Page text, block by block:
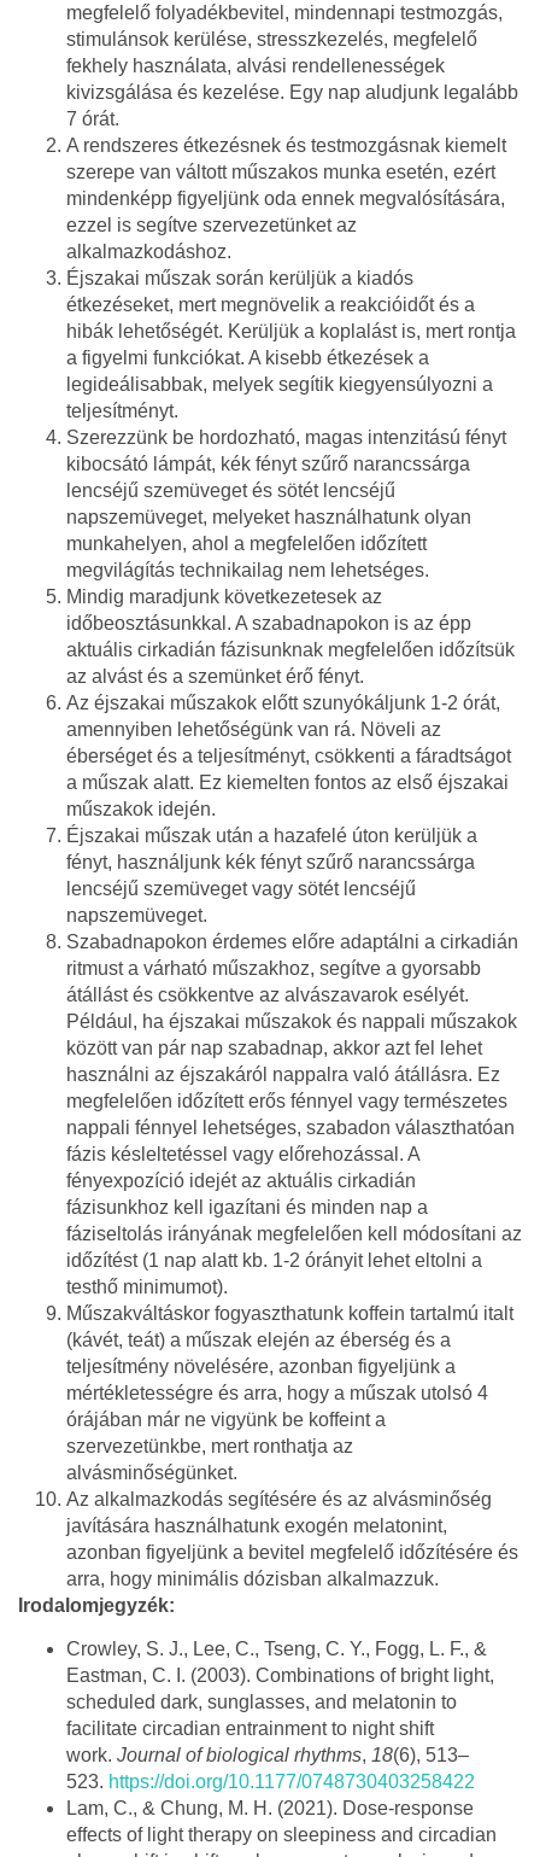
megfelelő folyadékbevitel, mindennapi testmozgás,
stimulánsok kerülése, stresszkezelés, megfelelő
fekhely használata, alvási rendellenességek
kivizsgálása és kezelése. Egy nap aludjunk legalább
7 órát.
A rendszeres étkezésnek és testmozgásnak kiemelt
szerepe van váltott műszakos munka esetén, ezért
mindenképp figyeljünk oda ennek megvalósítására,
ezzel is segítve szervezetünket az
alkalmazkodáshoz.
Éjszakai műszak során kerüljük a kiadós
étkezéseket, mert megnövelik a reakcióidőt és a
hibák lehetőségét. Kerüljük a koplalást is, mert rontja
a figyelmi funkciókat. A kisebb étkezések a
legideálisabbak, melyek segítik kiegyensúlyozni a
teljesítményt.
Szerezzünk be hordozható, magas intenzitású fényt
kibocsátó lámpát, kék fényt szűrő narancssárga
lencséjű szemüveget és sötét lencséjű
napszemüveget, melyeket használhatunk olyan
munkahelyen, ahol a megfelelően időzített
megvilágítás technikailag nem lehetséges.
Mindig maradjunk következetesek az
időbeosztásunkkal. A szabadnapokon is az épp
aktuális cirkadián fázisunknak megfelelően időzítsük
az alvást és a szemünket érő fényt.
Az éjszakai műszakok előtt szunyókáljunk 1-2 órát,
amennyiben lehetőségünk van rá. Növeli az
éberséget és a teljesítményt, csökkenti a fáradtságot
a műszak alatt. Ez kiemelten fontos az első éjszakai
műszakok idején.
Éjszakai műszak után a hazafelé úton kerüljük a
fényt, használjunk kék fényt szűrő narancssárga
lencséjű szemüveget vagy sötét lencséjű
napszemüveget.
Szabadnapokon érdemes előre adaptálni a cirkadián
ritmust a várható műszakhoz, segítve a gyorsabb
átállást és csökkentve az alvászavarok esélyét.
Például, ha éjszakai műszakok és nappali műszakok
között van pár nap szabadnap, akkor azt fel lehet
használni az éjszakáról nappalra való átállásra. Ez
megfelelően időzített erős fénnyel vagy természetes
nappali fénnyel lehetséges, szabadon választhatóan
fázis késleltetéssel vagy előrehozással. A
fényexpozíció idejét az aktuális cirkadián
fázisunkhoz kell igazítani és minden nap a
fáziseltolás irányának megfelelően kell módosítani az
időzítést (1 nap alatt kb. 1-2 órányit lehet eltolni a
testhő minimumot).
Műszakváltáskor fogyaszthatunk koffein tartalmú italt
(kávét, teát) a műszak elején az éberség és a
teljesítmény növelésére, azonban figyeljünk a
mértékletességre és arra, hogy a műszak utolsó 4
órájában már ne vigyünk be koffeint a
szervezetünkbe, mert ronthatja az
alvásminőségünket.
Az alkalmazkodás segítésére és az alvásminőség
javítására használhatunk exogén melatonint,
azonban figyeljünk a bevitel megfelelő időzítésére és
arra, hogy minimális dózisban alkalmazzuk.
Irodalomjegyzék:
Crowley, S. J., Lee, C., Tseng, C. Y., Fogg, L. F., &
Eastman, C. I. (2003). Combinations of bright light,
scheduled dark, sunglasses, and melatonin to
facilitate circadian entrainment to night shift
work. Journal of biological rhythms, 18(6), 513–
523. https://doi.org/10.1177/0748730403258422
Lam, C., & Chung, M. H. (2021). Dose-response
effects of light therapy on sleepiness and circadian